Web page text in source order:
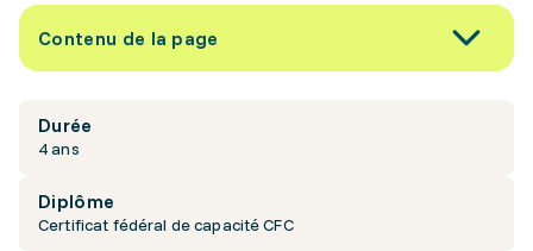
Contenu de la page
Durée
4 ans
Diplôme
Certificat fédéral de capacité CFC